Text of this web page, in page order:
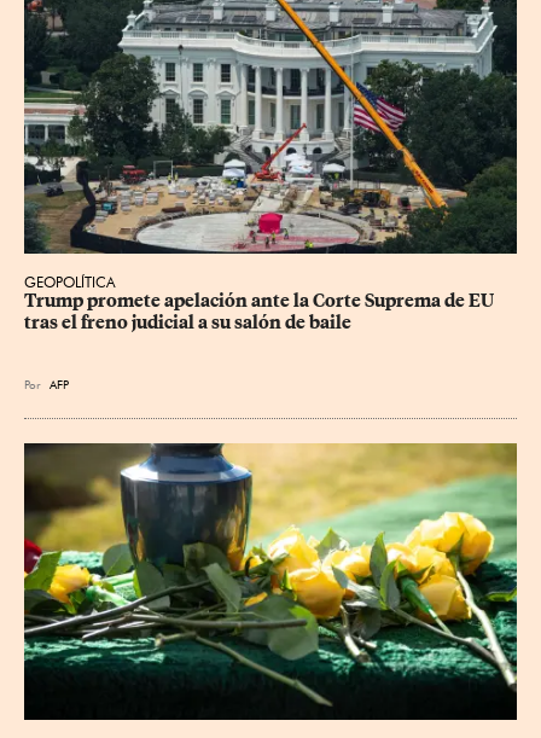
GEOPOLÍTICA
Trump promete apelación ante la Corte Suprema de EU
tras el freno judicial a su salón de baile
Por AFP